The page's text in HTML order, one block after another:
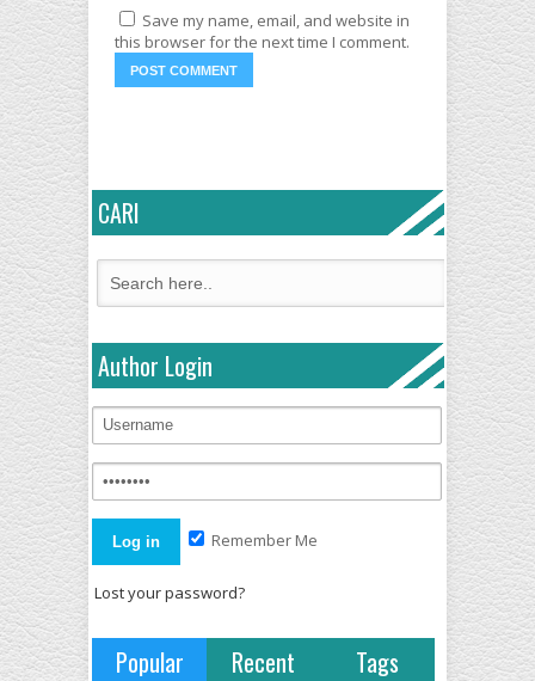
Save my name, email, and website in
this browser for the next time I comment.
CARI
Author Login
Remember Me
Lost your password?
Popular Recent Tags